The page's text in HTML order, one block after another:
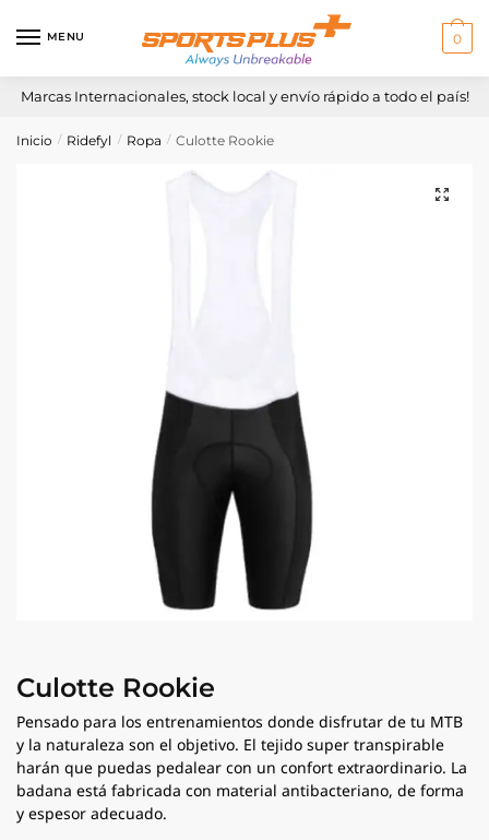
MENU 0
Marcas Internacionales, stock local y envío rápido a todo el país!
Inicio / Ridefyl / Ropa / Culotte Rookie
Culotte Rookie
Pensado para los entrenamientos donde disfrutar de tu MTB
y la naturaleza son el objetivo. El tejido super transpirable
harán que puedas pedalear con un confort extraordinario. La
badana está fabricada con material antibacteriano, de forma
y espesor adecuado.